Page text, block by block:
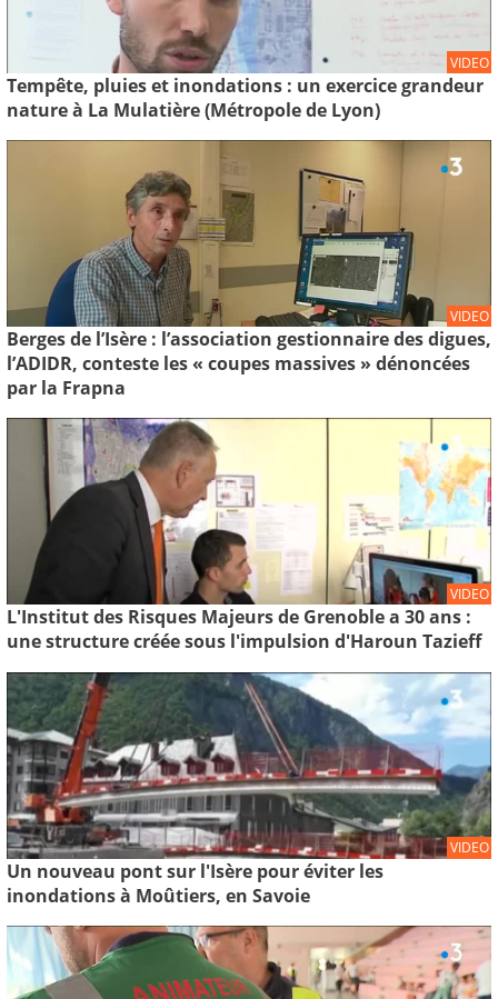
VIDEO
Tempête, pluies et inondations : un exercice grandeur
nature à La Mulatière (Métropole de Lyon)
VIDEO
Berges de l’Isère : l’association gestionnaire des digues,
l’ADIDR, conteste les « coupes massives » dénoncées
par la Frapna
VIDEO
L'Institut des Risques Majeurs de Grenoble a 30 ans :
une structure créée sous l'impulsion d'Haroun Tazieff
VIDEO
Un nouveau pont sur l'Isère pour éviter les
inondations à Moûtiers, en Savoie